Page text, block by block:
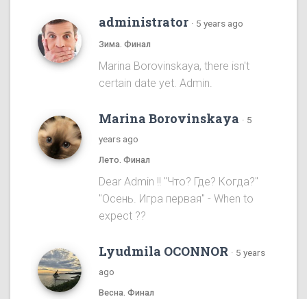
administrator · 5 years ago
Зима. Финал
Marina Borovinskaya, there isn't
certain date yet. Admin.
Marina Borovinskaya · 5
years ago
Лето. Финал
Dear Admin !! "Что? Где? Когда?"
"Осень. Игра первая" - When to
expect ??
Lyudmila OCONNOR · 5 years
ago
Весна. Финал